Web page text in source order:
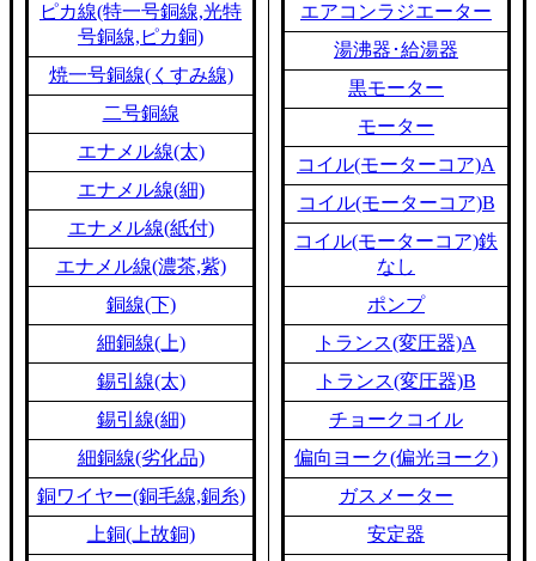
ピカ線(特一号銅線,光特
号銅線,ピカ銅)
焼一号銅線(くすみ線)
二号銅線
エナメル線(太)
エナメル線(細)
エナメル線(紙付)
エナメル線(濃茶,紫)
銅線(下)
細銅線(上)
錫引線(太)
錫引線(細)
細銅線(劣化品)
銅ワイヤー(銅毛線,銅糸)
上銅(上故銅)
エアコンラジエーター
湯沸器･給湯器
黒モーター
モーター
コイル(モーターコア)A
コイル(モーターコア)B
コイル(モーターコア)鉄
なし
ポンプ
トランス(変圧器)A
トランス(変圧器)B
チョークコイル
偏向ヨーク(偏光ヨーク)
ガスメーター
安定器